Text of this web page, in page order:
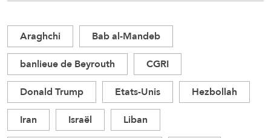
Araghchi
Bab al-Mandeb
banlieue de Beyrouth
CGRI
Donald Trump
Etats-Unis
Hezbollah
Iran
Israël
Liban